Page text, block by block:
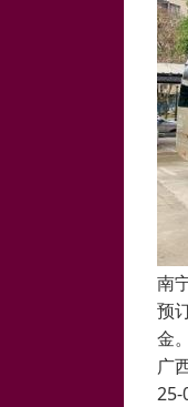
南
预
金
广
25-